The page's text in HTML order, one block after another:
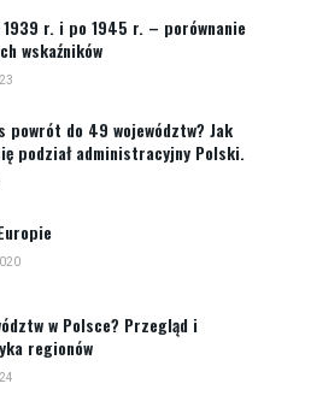
r. i po 1945 r. – porównanie
wskaźników
powrót do 49 województw? Jak
podział administracyjny Polski.
w Polsce? Przegląd i
regionów